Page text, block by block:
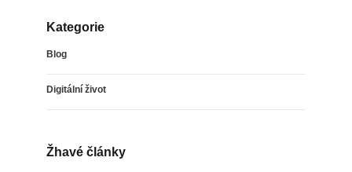
Kategorie
Blog
Digitální život
Žhavé články